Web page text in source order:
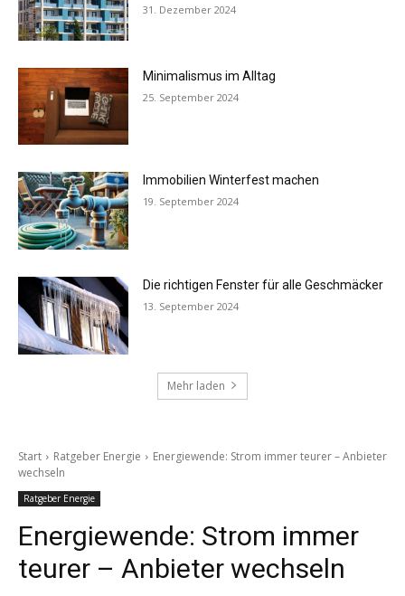
31. Dezember 2024
Minimalismus im Alltag
25. September 2024
Immobilien Winterfest machen
19. September 2024
Die richtigen Fenster für alle Geschmäcker
13. September 2024
Mehr laden